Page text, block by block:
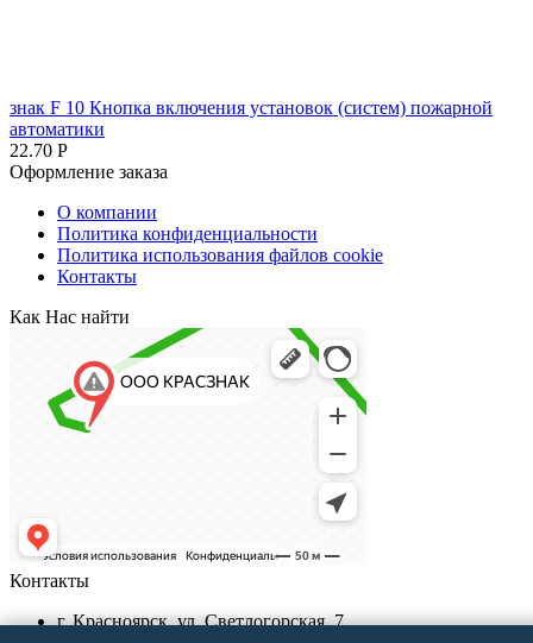
знак F 10 Кнопка включения установок (систем) пожарной
автоматики
22.70 Р
Оформление заказа
О компании
Политика конфиденциальности
Политика использования файлов cookie
Контакты
Как Нас найти
Контакты
г. Красноярск, ул. Светлогорская, 7